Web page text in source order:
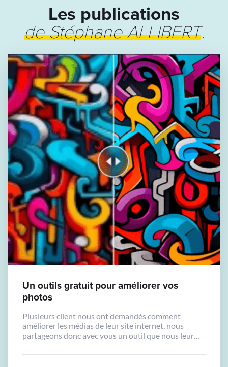
Les publications
de Stéphane ALLIBERT.
Un outils gratuit pour améliorer vos
photos
Plusieurs client nous ont demandés comment
améliorer les médias de leur site internet, nous
partageons donc avec vous un outil que nous leur
possible d’améliorer vos photos. Pour les photos,